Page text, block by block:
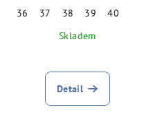
36 37 38 39
40
Skladem
Detail